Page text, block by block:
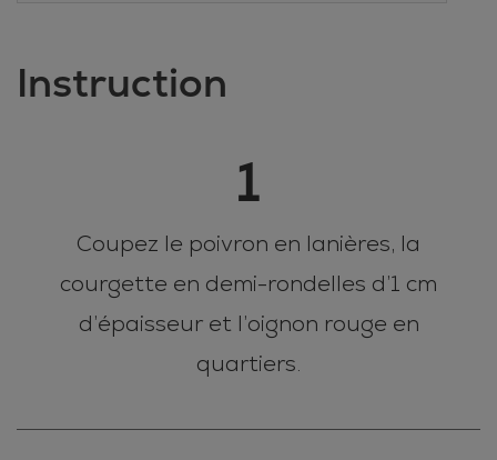
Instruction
1
Coupez le poivron en lanières, la
courgette en demi-rondelles d’1 cm
d’épaisseur et l’oignon rouge en
quartiers.